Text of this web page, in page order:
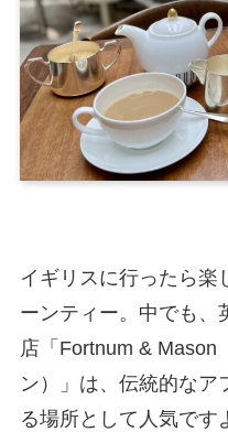
イギリスに行ったら楽
ーンティー。中でも、
店「Fortnum & Mason
ン）」は、伝統的なア
る場所として人気です